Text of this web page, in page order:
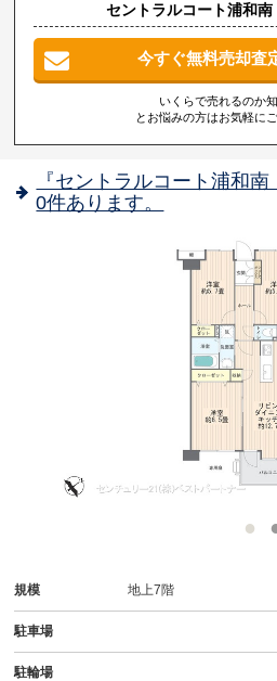
セントラルコート浦和
今すぐ無料売却査
いくらで売れるのか知
とお悩みの方はお気軽に
『セントラルコート浦和
0件あります。
規模 地上7階
駐車場
駐輪場